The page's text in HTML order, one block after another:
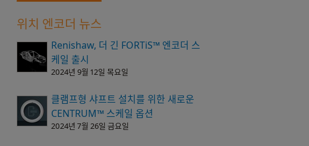
위치 엔코더 뉴스
Renishaw, 더 긴 FORTiS™ 엔코더 스
케일 출시
2024년 9월 12일 목요일
클램프형 샤프트 설치를 위한 새로운
CENTRUM™ 스케일 옵션
2024년 7월 26일 금요일